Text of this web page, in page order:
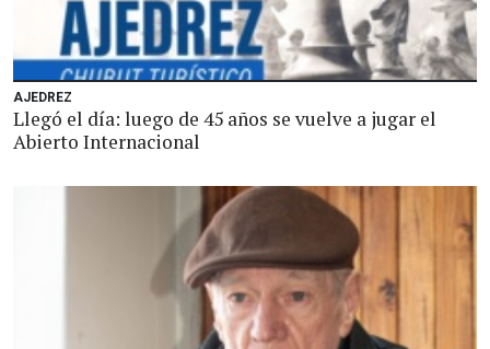
AJEDREZ
Llegó el día: luego de 45 años se vuelve a jugar el
Abierto Internacional